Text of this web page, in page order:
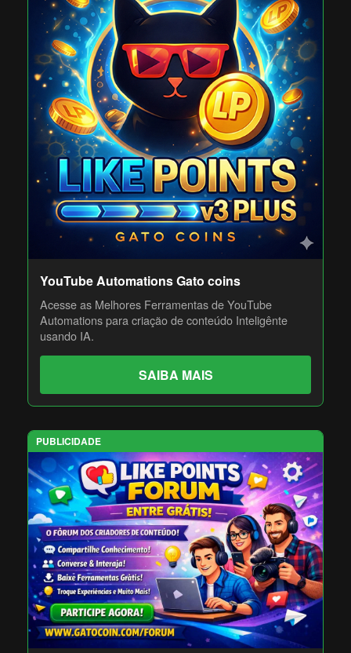
YouTube Automations Gato coins
Acesse as Melhores Ferramentas de YouTube
Automations para criação de conteúdo Inteligênte
usando IA.
SAIBA MAIS
PUBLICIDADE